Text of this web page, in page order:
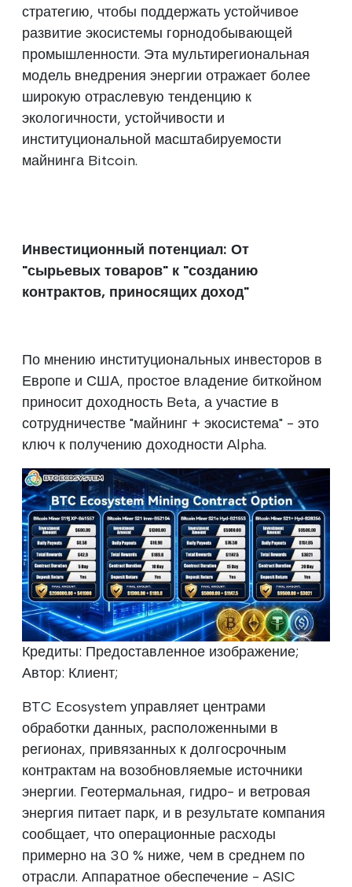
стратегию, чтобы поддержать устойчивое
развитие экосистемы горнодобывающей
промышленности. Эта мультирегиональная
модель внедрения энергии отражает более
широкую отраслевую тенденцию к
экологичности, устойчивости и
институциональной масштабируемости
майнинга Bitcoin.
Инвестиционный потенциал: От
"сырьевых товаров" к "созданию
контрактов, приносящих доход"
По мнению институциональных инвесторов в
Европе и США, простое владение биткойном
приносит доходность Beta, а участие в
сотрудничестве "майнинг + экосистема" - это
ключ к получению доходности Alpha.
Кредиты: Предоставленное изображение;
Автор: Клиент;
BTC Ecosystem управляет центрами
обработки данных, расположенными в
регионах, привязанных к долгосрочным
контрактам на возобновляемые источники
энергии. Геотермальная, гидро- и ветровая
энергия питает парк, и в результате компания
сообщает, что операционные расходы
примерно на 30 % ниже, чем в среднем по
отрасли. Аппаратное обеспечение - ASIC